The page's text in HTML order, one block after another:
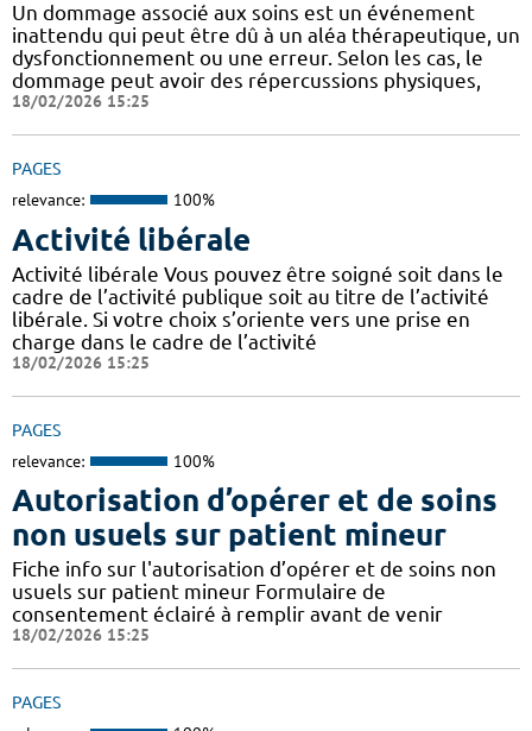
Un dommage associé aux soins est un événement
inattendu qui peut être dû à un aléa thérapeutique, un
dysfonctionnement ou une erreur. Selon les cas, le
dommage peut avoir des répercussions physiques,
18/02/2026 15:25
PAGES
relevance: 100%
Activité libérale
Activité libérale Vous pouvez être soigné soit dans le
cadre de l’activité publique soit au titre de l’activité
libérale. Si votre choix s’oriente vers une prise en
charge dans le cadre de l’activité
18/02/2026 15:25
PAGES
relevance: 100%
Autorisation d’opérer et de soins
non usuels sur patient mineur
Fiche info sur l'autorisation d’opérer et de soins non
usuels sur patient mineur Formulaire de
consentement éclairé à remplir avant de venir
18/02/2026 15:25
PAGES